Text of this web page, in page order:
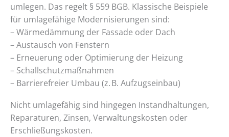
umlegen. Das regelt § 559 BGB. Klassische Beispiele
für umlagefähige Modernisierungen sind:
– Wärmedämmung der Fassade oder Dach
– Austausch von Fenstern
– Erneuerung oder Optimierung der Heizung
– Schallschutzmaßnahmen
– Barrierefreier Umbau (z. B. Aufzugseinbau)
Nicht umlagefähig sind hingegen Instandhaltungen,
Reparaturen, Zinsen, Verwaltungskosten oder
Erschließungskosten.